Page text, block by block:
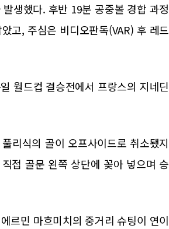
생했다. 후반 19분 공중볼 경합 과정
고, 주심은 비디오판독(VAR) 후 레드
월드컵 결승전에서 프랑스의 지네딘
리식의 골이 오프사이드로 취소됐지
접 골문 왼쪽 상단에 꽂아 넣으며 승
르민 마흐미치의 중거리 슈팅이 연이